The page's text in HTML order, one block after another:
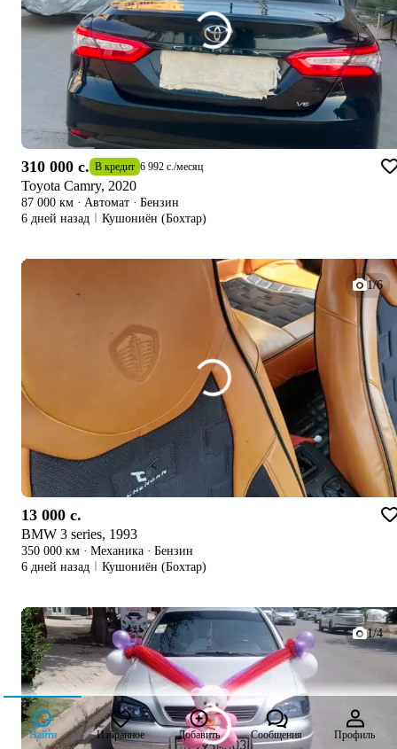
310 000 c. В кредит 6 992 c./месяц
Toyota Camry, 2020
87 000 км · Автомат · Бензин
6 дней назад
Кушониён (Бохтар)
1/6
13 000 c.
BMW 3 series, 1993
350 000 км · Механика · Бензин
6 дней назад
Кушониён (Бохтар)
1/4
Найти Избранное Добавить Сообщения Профиль